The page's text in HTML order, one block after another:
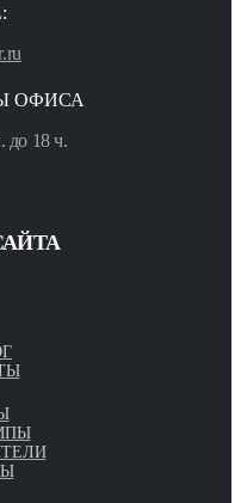
ОФИСА
18 ч.